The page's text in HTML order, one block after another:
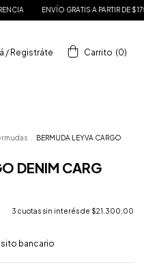
GRATIS A PARTIR DE $175.000
/ Registráte Carrito (0)
BERMUDA LEYVA CARGO
DENIM CARG
3 cuotas sin interés de $21.300,00
bancario